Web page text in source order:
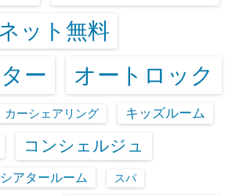
ット無料
ー オートロック
カーシェアリング キッズルーム
コンシェルジュ
シアタールーム スパ